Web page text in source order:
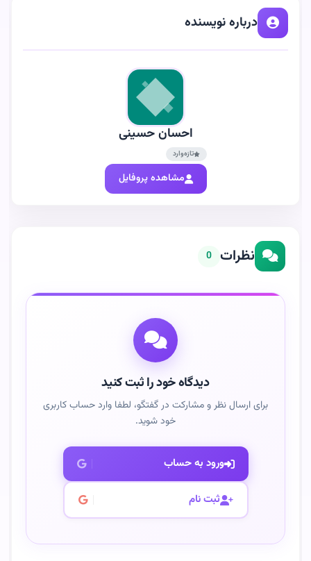
درباره نویسنده
احسان حسینی
تازه‌وارد
مشاهده پروفایل
نظرات 0
دیدگاه خود را ثبت کنید
برای ارسال نظر و مشارکت در گفتگو، لطفا وارد حساب کاربری
خود شوید.
ورود به حساب
ثبت نام